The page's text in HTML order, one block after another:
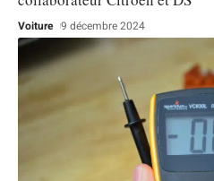
Voiture 9 décembre 2024